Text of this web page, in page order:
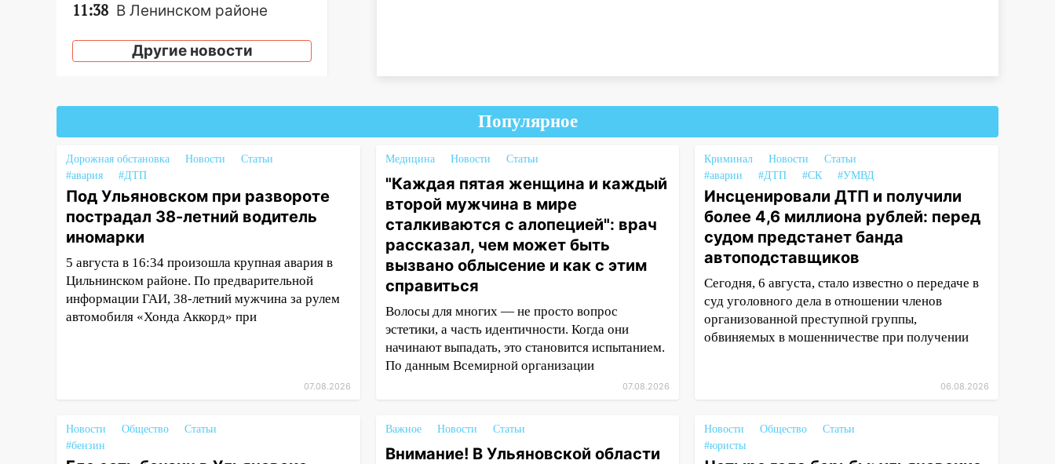
11:38 В Ленинском районе
дачный дом и сарай
выявлять нарушителей на
контейнерных площадках
11:20
Ульяновская
шахматистка Валерия
Клейменова выиграла два
золота в составе сборной мира
11:16 В Ульяновске открыли
памятную доску декабристу
Кондратию Рылееву
В Ульяновске спасатели
Ульяновска временно
отключили холодную воду
Другие новости
Популярное
Дорожная обстановка Новости
Статьи
#авария
#ДТП
Под Ульяновском при развороте
пострадал 38-летний водитель
иномарки
5 августа в 16:34 произошла крупная авария в
Цильнинском районе. По предварительной
информации ГАИ, 38-летний мужчина за рулем
автомобиля «Хонда Аккорд» при
07.08.2026
Медицина Новости Статьи
"Каждая пятая женщина и каждый
второй мужчина в мире
сталкиваются с алопецией": врач
рассказал, чем может быть
вызвано облысение и как с этим
справиться
Волосы для многих — не просто вопрос
эстетики, а часть идентичности. Когда они
начинают выпадать, это становится испытанием.
По данным Всемирной организации
07.08.2026
Криминал Новости
Статьи
#аварии
#ДТП #СК #УМВД
Инсценировали ДТП и получили
более 4,6 миллиона рублей: перед
судом предстанет банда
автоподставщиков
Сегодня, 6 августа, стало известно о передаче в
суд уголовного дела в отношении членов
организованной преступной группы,
обвиняемых в мошенничестве при получении
06.08.2026
Новости Общество
Статьи
#бензин
Важное Новости Статьи
Внимание! В Ульяновской области
Новости Общество
Статьи
#юристы